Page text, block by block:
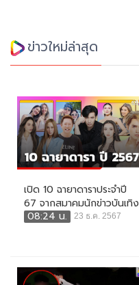
ข่าวใหม่ล่าสุด
เปิด 10 ฉายาดาราประจำปี
67 จากสมาคมนักข่าวบันเทิง
08:24 น.
23 ธ.ค. 2567